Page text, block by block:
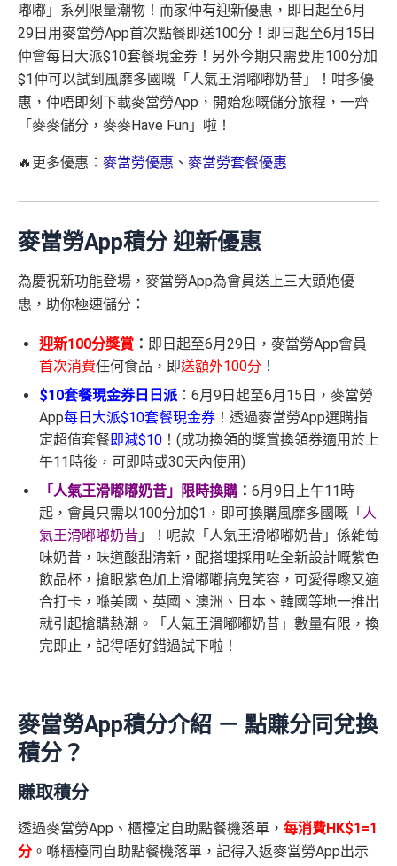
嘟嘟」系列限量潮物！而家仲有迎新優惠，即日起至6月
29日用麥當勞App首次點餐即送100分！即日起至6月15日
仲會每日大派$10套餐現金券！另外今期只需要用100分加
$1仲可以試到風靡多國嘅「人氣王滑嘟嘟奶昔」！咁多優
惠，仲唔即刻下載麥當勞App，開始您嘅儲分旅程，一齊
「麥麥儲分，麥麥Have Fun」啦！
🔥更多優惠： 麥當勞優惠 、 麥當勞套餐優惠
麥當勞App積分 迎新優惠
為慶祝新功能登場，麥當勞App為會員送上三大頭炮優
惠，助你極速儲分：
迎新100分獎賞 ： 即日起至6月29日，麥當勞App會員
首次消費任何食品，即送額外100分 ！
$10套餐現金券日日派 ：6月9日起至6月15日，麥當勞
App每日大派$10套餐現金券 ！透過麥當勞App選購指
定超值套餐即減$10 ！(成功換領的獎賞換領券適用於上
午11時後，可即時或30天內使用)
「人氣王滑嘟嘟奶昔」限時換購 ： 6月9日上午11時
起，會員只需以100分加$1，即可換購風靡多國嘅「 人
氣王滑嘟嘟奶昔 」！呢款「人氣王滑嘟嘟奶昔」係雜莓
味奶昔，味道酸甜清新，配搭埋採用咗全新設計嘅紫色
飲品杯，搶眼紫色加上滑嘟嘟搞鬼笑容，可愛得嚟又適
合打卡，喺美國、英國、澳洲、日本、韓國等地一推出
就引起搶購熱潮。「人氣王滑嘟嘟奶昔」數量有限，換
完即止，記得唔好錯過試下啦！
麥當勞App積分介紹 － 點賺分同兌換
積分？
賺取積分
透過麥當勞App、櫃檯定自助點餐機落單， 每消費HK$1=1
分 。喺櫃檯同自助點餐機落單，記得入返麥當勞App出示